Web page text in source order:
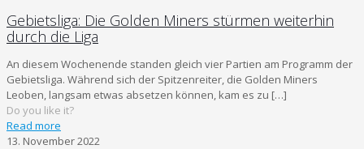
Gebietsliga: Die Golden Miners stürmen weiterhin
durch die Liga
An diesem Wochenende standen gleich vier Partien am Programm der
Gebietsliga. Während sich der Spitzenreiter, die Golden Miners
Leoben, langsam etwas absetzen können, kam es zu […]
Do you like it?
Read more
13. November 2022